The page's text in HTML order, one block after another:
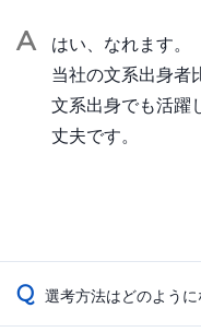
A
はい、なれます。
当社の文系出身者
文系出身でも活躍
丈夫です。
Q 選考方法はどのよう